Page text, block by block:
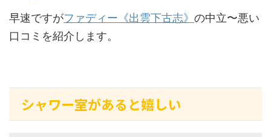
早速ですがファディー《出雲下古志》 の中立〜悪い
口コミを紹介します。
シャワー室があると嬉しい